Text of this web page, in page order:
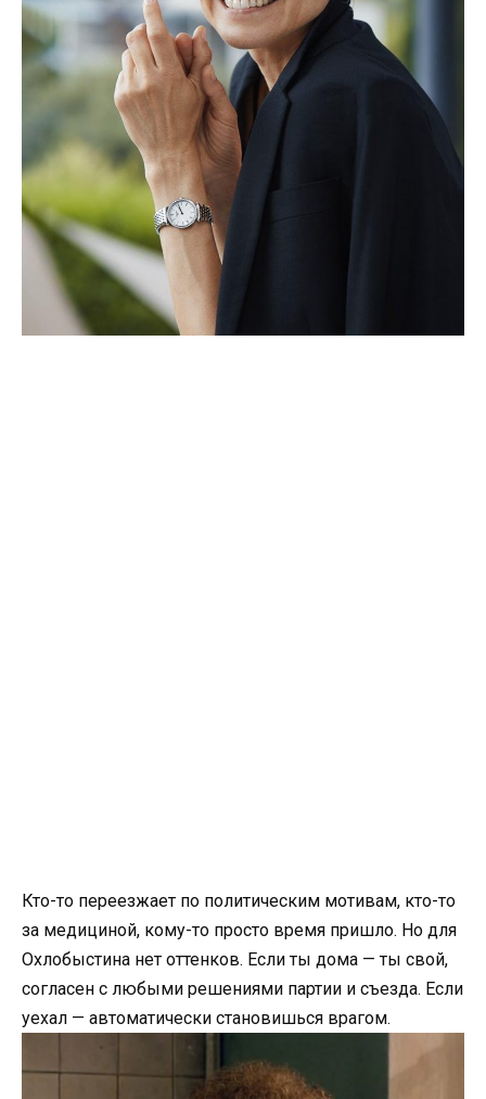
Кто-то переезжает по политическим мотивам, кто-то
за медициной, кому-то просто время пришло. Но для
Охлобыстина нет оттенков. Если ты дома — ты свой,
согласен с любыми решениями партии и съезда. Если
уехал — автоматически становишься врагом.